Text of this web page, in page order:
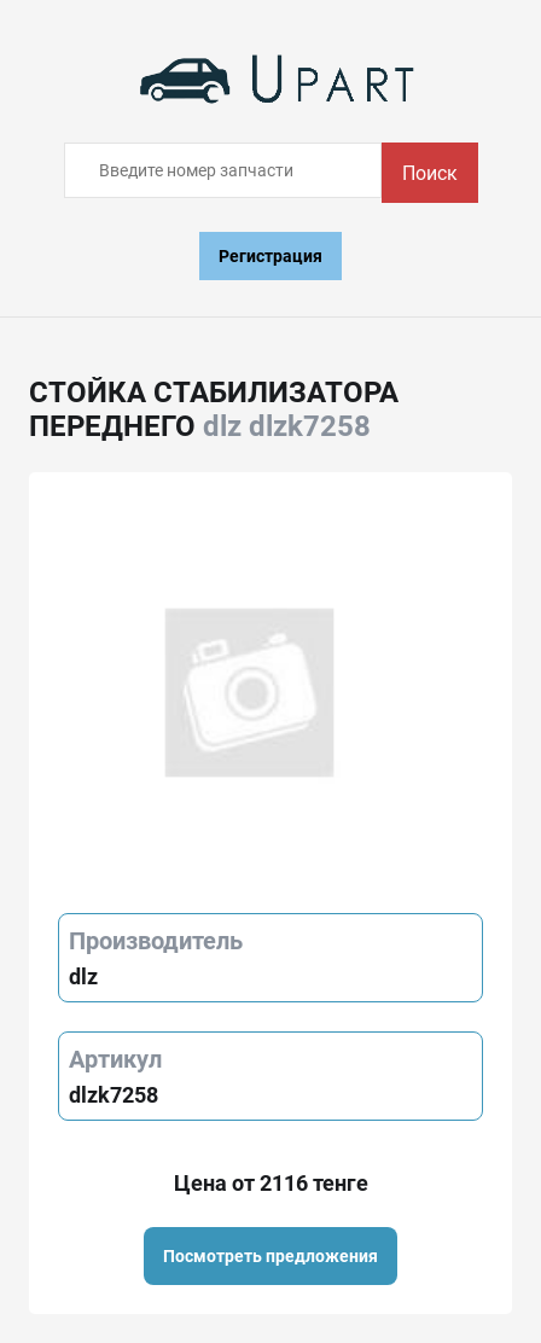
Поиск
Регистрация
СТОЙКА СТАБИЛИЗАТОРА
ПЕРЕДНЕГО dlz dlzk7258
Производитель
dlz
Артикул
dlzk7258
Цена от 2116 тенге
Посмотреть предложения